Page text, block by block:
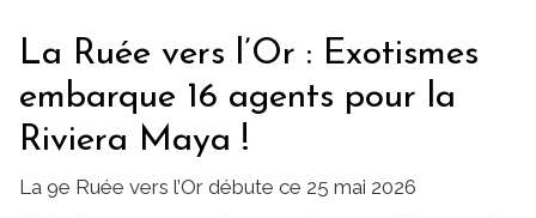
La Ruée vers l’Or : Exotismes
embarque 16 agents pour la
Riviera Maya !
La 9e Ruée vers l’Or débute ce 25 mai 2026